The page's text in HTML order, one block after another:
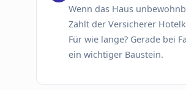
Wenn das Haus
Zahlt der Versicherer
Für wie lange? Gerade bei
ein wichtiger Baustein.